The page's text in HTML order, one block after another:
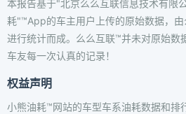
本报告基于"北京么么互联信息技术有限
耗"™App的车主用户上传的原始数据，
进行统计而成。么么互联™并未对原始数
车友每一次认真的记录！
权益声明
小熊油耗™网站的车型车系油耗数据和排